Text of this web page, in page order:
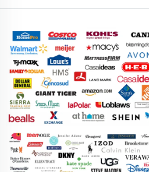
қиылысатын жерде.Сапа
бағалайтын талапқой
жасалған, бұл топтау
саналылығы мен сән мен
ететін ұмтылысымызды